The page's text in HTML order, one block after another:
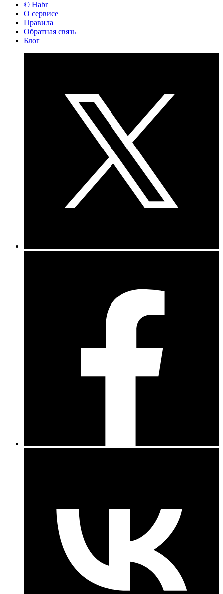
© Habr
О сервисе
Правила
Обратная связь
Блог